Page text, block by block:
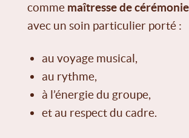
comme maîtresse de
avec un soin particulier porté :
au voyage musical,
au rythme,
à l’énergie du groupe,
et au respect du cadre.